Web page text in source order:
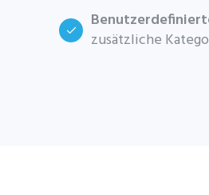
zusätzliche